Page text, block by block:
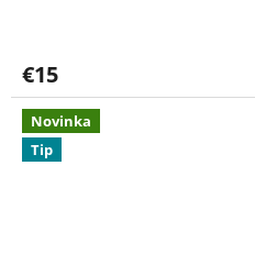
je
4,3
5
hviezdičiek.
€15
Novinka
Tip